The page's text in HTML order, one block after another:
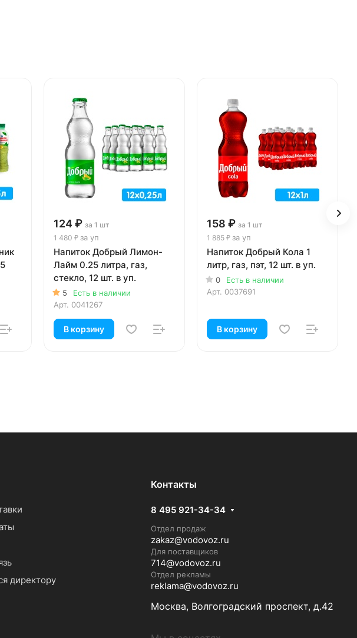
124 ₽ за 1 шт
1 480 ₽ за уп
Напиток Добрый Лимон-
Лайм 0.25 литра, газ,
стекло, 12 шт. в уп.
5
Есть в наличии
Арт. 0041267
В корзину
158 ₽ за 1 шт
1 885 ₽ за уп
Напиток Добрый Кола 1
литр, газ, пэт, 12 шт. в уп.
0
Есть в наличии
Арт. 0037691
В корзину
директору
Контакты
8 495 921-34-34
Отдел продаж
zakaz@vodovoz.ru
Для поставщиков
714@vodovoz.ru
Отдел рекламы
reklama@vodovoz.ru
Москва, Волгоградский проспект, д.42